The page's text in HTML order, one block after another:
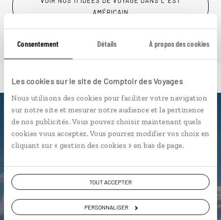
Consentement Détails À propos des cookies
Les cookies sur le site de Comptoir des Voyages
Nous utilisons des cookies pour faciliter votre navigation
sur notre site et mesurer notre audience et la pertinence
de nos publicités. Vous pouvez choisir maintenant quels
cookies vous acceptez. Vous pourrez modifier vos choix en
cliquant sur « gestion des cookies » en bas de page.
TOUT ACCEPTER
PERSONNALISER
AMÉRICAIN
Luciole,
l'appli qui vous guide dans l' Est
L’itinéraire vers votre hôtel en 1
clic
Notre sélection defood truck